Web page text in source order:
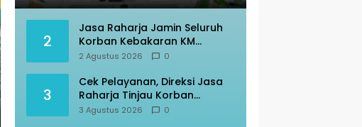
2
Jasa Raharja Jamin Seluruh
Korban Kebakaran KM
Mutiara Sentosa II
2 Agustus 2026 0
3
Cek Pelayanan, Direksi Jasa
Raharja Tinjau Korban
Kebakaran KM Mutiara
3 Agustus 2026 0